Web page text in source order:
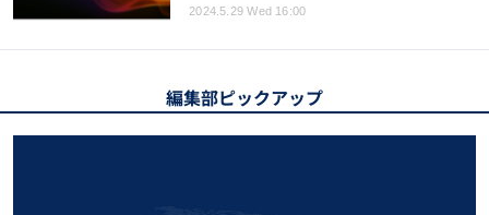
2024.5.29 Wed 16:00
編集部ピックアップ